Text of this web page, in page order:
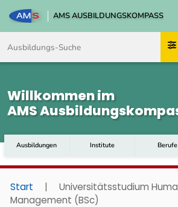
AMS AUSBILDUNGSKOMPASS
Willkommen im
AMS
Ausbildungen Institute Berufe
Start |
Universitätsstudium
Management (BSc)